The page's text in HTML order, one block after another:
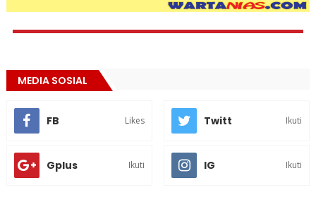
MEDIA SOSIAL
FB Likes Twitt Ikuti
Gplus Ikuti IG Ikuti